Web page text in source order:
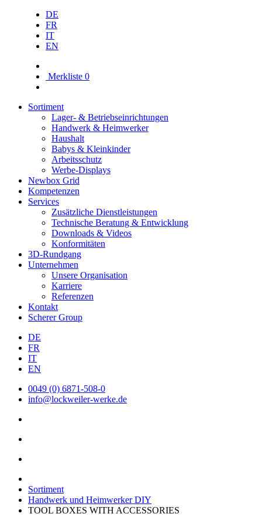
DE
FR
IT
EN
Merkliste 0
Sortiment
Lager- & Betriebs­einrichtungen
Handwerk & Heimwerker
Haushalt
Babys & Kleinkinder
Arbeitsschutz
Werbe-Displays
Newbox Grid
Kompetenzen
Services
Zusätzliche Dienstleistungen
Technische Beratung & Entwicklung
Downloads & Videos
Konformitäten
3D-Rundgang
Unternehmen
Unsere Organisation
Karriere
Referenzen
Kontakt
Scherer Group
DE
FR
IT
EN
0049 (0) 6871-508-0
info@lockweiler-werke.de
Sortiment
Handwerk und Heimwerker DIY
TOOL BOXES WITH ACCESSORIES